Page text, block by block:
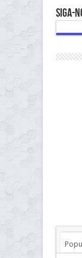
Siga-